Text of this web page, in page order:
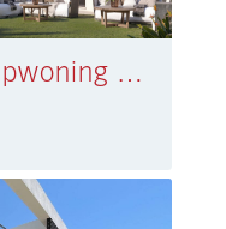
Twee-onder-een-kapwoning La Cala Golf € 612.000,-